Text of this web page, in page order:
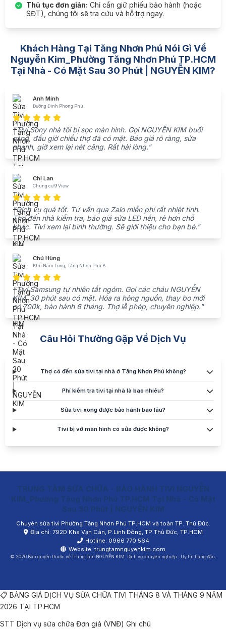
Thủ tục đơn giản: Chỉ cần giữ phiếu bảo hành (hoặc
SĐT), chúng tôi sẽ tra cứu và hỗ trợ ngay.
Khách Hàng Tại Tăng Nhơn Phú Nói Gì Về
Nguyễn Kim_Phường Tăng Nhơn Phú TP.HCM
Tại Nhà - Có Mặt Sau 30 Phút | NGUYỄN KIM?
Anh Minh
Đường Đình Phong Phú
"Tivi Sony nhà tôi bị sọc màn hình. Gọi NGUYỄN KIM buổi
sáng, đầu giờ chiều thợ đã có mặt. Báo giá rõ ràng, sửa
nhanh, giờ xem lại nét căng. Rất hài lòng."
Chị Lan
Chung cư 9 View
"Dịch vụ quá tốt. Tư vấn qua Zalo miễn phí rất nhiệt tình.
Thợ đến nhà kiểm tra, báo giá sửa LED nền, rẻ hơn chỗ
khác. Tivi xem lại bình thường. Sẽ giới thiệu cho bạn bè."
Chú Hùng
Khu Nam Long, Tăng Nhơn Phú B
"Tivi Samsung tự nhiên tắt ngóm. Gọi các cháu NGUYỄN
KIM, 30 phút sau có mặt. Hóa ra hỏng nguồn, thay bo mới
có 700k, bảo hành 6 tháng. Thợ lễ phép, chuyên nghiệp."
Câu Hỏi Thường Gặp Về Dịch Vụ
Thợ có đến sửa tivi tại nhà ở Tăng Nhơn Phú không?
Phí kiểm tra tivi tại nhà là bao nhiêu?
Sửa tivi xong được bảo hành bao lâu?
Tivi bị vỡ màn hình có sửa được không?
TRUNG TÂM SỬA CHỮA - BẢO HÀNH TIVI NGUYỄN
KIM_Phường Tăng Nhơn Phú TP.HCM Tại Nhà - Có Mặt
Sau 30 Phút | NGUYỄN KIM
Chuyên sửa tivi Phường Tăng Nhơn Phú TP.HCM và toàn TP. Thủ Đức.
Địa chỉ: 792D Kha Vạn Cân, P.Linh Đông, TP.Thủ Đức, TP.HCM
Hotline: 0966 770 564
Website: trungtamnguyenkim.com
© 2026 Bản quyền thuộc về Trung Tâm NGUYỄN KIM. Dịch vụ chuyên nghiệp - Uy tín hàng đầu.
📋 BẢNG GIÁ DỊCH VỤ SỬA CHỮA TIVI THÁNG 8 VÀ THÁNG 9 NĂM
2026 TẠI TP.HCM
STT Dịch vụ sửa chữa Đơn giá (VNĐ) Ghi chú